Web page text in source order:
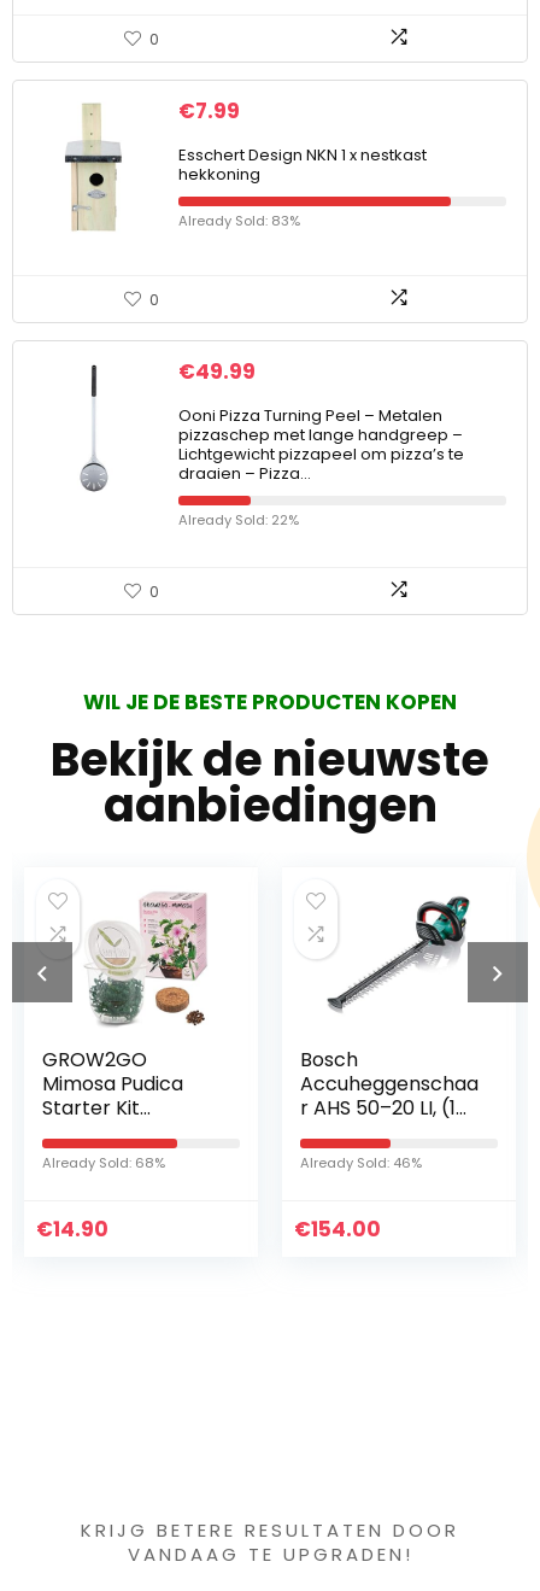
0
€7.99
Esschert Design NKN 1 x nestkast
hekkoning
Already Sold: 83%
0
€49.99
Ooni Pizza Turning Peel – Metalen
pizzaschep met lange handgreep –
Lichtgewicht pizzapeel om pizza’s te
draaien – Pizza…
Already Sold: 22%
0
WIL JE DE BESTE PRODUCTEN KOPEN
Bekijk de nieuwste
aanbiedingen
Bosch
Accuheggenschaa
r AHS 50–20 LI, (1
Accu, 18V,
Slaglengte: 20 mm,
in Doos)
Already Sold: 46%
€154.00
10 stuks Droge
Installaties
Pampagras
Natural
Phragmites
Communis
Bunch Color
Already Sold: 44%
€31.99
KRIJG BETERE RESULTATEN DOOR
VANDAAG TE UPGRADEN!